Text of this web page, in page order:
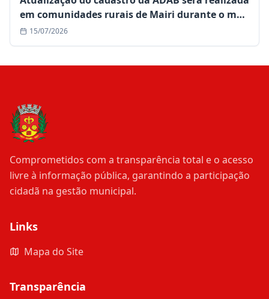
em comunidades rurais de Mairi durante o mês
de julho
15/07/2026
Comprometidos com a transparência total e o acesso
livre à informação pública, garantindo a participação
cidadã na gestão municipal.
Links
Mapa do Site
Transparência